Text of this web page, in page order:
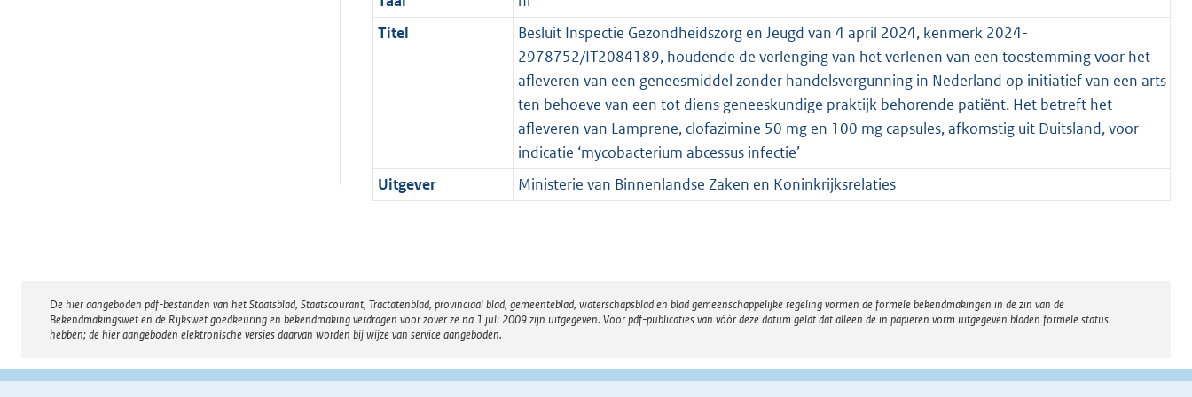
Titel
Besluit Inspectie Gezondheidszorg en Jeugd van 4 april 2024, kenmerk 2024-
2978752/IT2084189, houdende de verlenging van het verlenen van een toestemming voor het
afleveren van een geneesmiddel zonder handelsvergunning in Nederland op initiatief van een arts
ten behoeve van een tot diens geneeskundige praktijk behorende patiënt. Het betreft het
afleveren van Lamprene, clofazimine 50 mg en 100 mg capsules, afkomstig uit Duitsland, voor
indicatie ‘mycobacterium abcessus infectie’
Uitgever
Ministerie van Binnenlandse Zaken en Koninkrijksrelaties
Disclaimer
De hier aangeboden pdf-bestanden van het Staatsblad, Staatscourant, Tractatenblad, provinciaal blad, gemeenteblad, waterschapsblad en blad gemeenschappelijke regeling vormen de formele bekendmakingen in de zin van de
Bekendmakingswet en de Rijkswet goedkeuring en bekendmaking verdragen voor zover ze na 1 juli 2009 zijn uitgegeven. Voor pdf-publicaties van vóór deze datum geldt dat alleen de in papieren vorm uitgegeven bladen formele status
hebben; de hier aangeboden elektronische versies daarvan worden bij wijze van service aangeboden.